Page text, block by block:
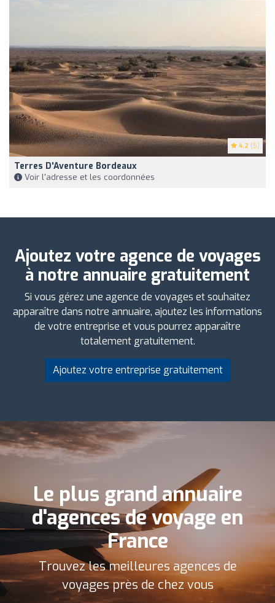
4.2 (5)
Terres D'Aventure Bordeaux
Voir l'adresse et les coordonnées
Ajoutez votre agence de voyages
à notre annuaire gratuitement
Si vous gérez une agence de voyages et souhaitez
apparaître dans notre annuaire, ajoutez les informations
de votre entreprise et vous pourrez apparaître
totalement gratuitement.
Ajoutez votre entreprise gratuitement
Le plus grand annuaire
d'agences de voyage en
France
Trouvez les meilleures agences de
voyages près de chez vous